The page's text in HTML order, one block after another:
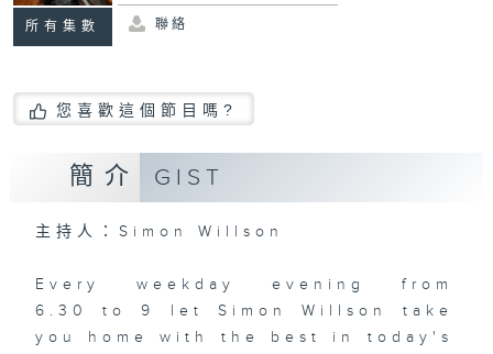
所有集數 聯絡
您喜歡這個節目嗎?
簡介 GIST
主持人：Simon Willson
Every weekday evening from
6.30 to 9 let Simon Willson take
you home with the best in today's